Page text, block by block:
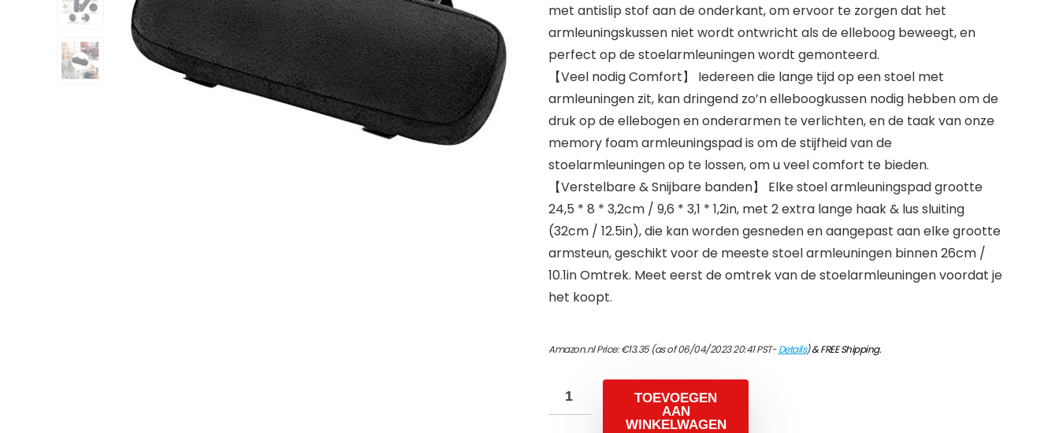
met antislip stof aan de onderkant, om ervoor te zorgen dat het
armleuningskussen niet wordt ontwricht als de elleboog beweegt, en
perfect op de stoelarmleuningen wordt gemonteerd.
【Veel nodig Comfort】 Iedereen die lange tijd op een stoel met
armleuningen zit, kan dringend zo’n elleboogkussen nodig hebben om de
druk op de ellebogen en onderarmen te verlichten, en de taak van onze
memory foam armleuningspad is om de stijfheid van de
stoelarmleuningen op te lossen, om u veel comfort te bieden.
【Verstelbare & Snijbare banden】 Elke stoel armleuningspad grootte
24,5 * 8 * 3,2cm / 9,6 * 3,1 * 1,2in, met 2 extra lange haak & lus sluiting
(32cm / 12.5in), die kan worden gesneden en aangepast aan elke grootte
armsteun, geschikt voor de meeste stoel armleuningen binnen 26cm /
10.1in Omtrek. Meet eerst de omtrek van de stoelarmleuningen voordat je
het koopt.
Amazon.nl Price:€13.35(as of 06/04/2023 20:41 PST-Details)&FREE Shipping.
TOEVOEGEN
AAN
WINKELWAGEN